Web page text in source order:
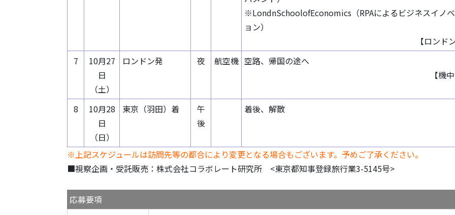
※LondnSchoolofEconomics（RPAによるビジネスイノ
ョン）
【ロンド
7
10月27
日
（土）
ロンドン発 夜 航空機 空路、帰国の途へ
【機
8
10月28
日
（日）
東京（羽田）着
午
後
着後、解散
※上記スケジュールは訪問先等の都合により変更となる場合もございます。予めご了承ください。
■視察企画・受託販売：株式会社コラボレート研究所 <東京都知事登録旅行業3-5145号>
応募要項